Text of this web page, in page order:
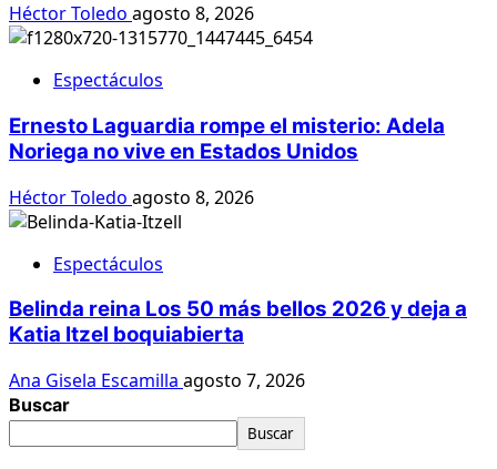
Héctor Toledo agosto 8, 2026
Espectáculos
Ernesto Laguardia rompe el misterio: Adela
Noriega no vive en Estados Unidos
Héctor Toledo agosto 8, 2026
Espectáculos
Belinda reina Los 50 más bellos 2026 y deja a
Katia Itzel boquiabierta
Ana Gisela Escamilla agosto 7, 2026
Buscar
Buscar